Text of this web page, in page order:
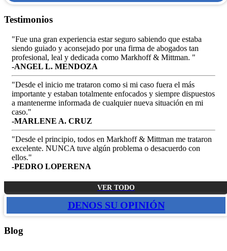
Testimonios
"Fue una gran experiencia estar seguro sabiendo que estaba
siendo guiado y aconsejado por una firma de abogados tan
profesional, leal y dedicada como Markhoff & Mittman. "
-ANGEL L. MENDOZA
"Desde el inicio me trataron como si mi caso fuera el más
importante y estaban totalmente enfocados y siempre dispuestos
a mantenerme informada de cualquier nueva situación en mi
caso."
-MARLENE A. CRUZ
"Desde el principio, todos en Markhoff & Mittman me trataron
excelente. NUNCA tuve algún problema o desacuerdo con
ellos."
-PEDRO LOPERENA
VER TODO
DENOS SU OPINIÓN
Blog